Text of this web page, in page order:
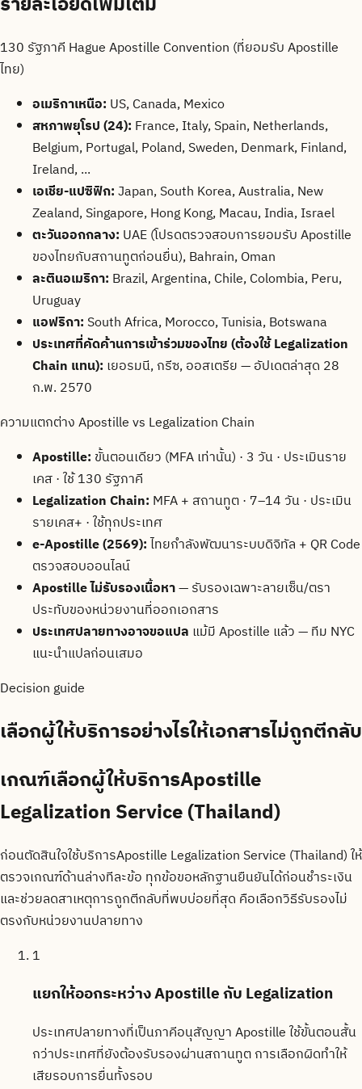
130 รัฐภาคี Hague Apostille Convention (ที่ยอมรับ Apostille
ไทย)
อเมริกาเหนือ: US, Canada, Mexico
สหภาพยุโรป (24): France, Italy, Spain, Netherlands,
Belgium, Portugal, Poland, Sweden, Denmark, Finland,
Ireland, ...
เอเชีย-แปซิฟิก:Japan, South Korea, Australia, New
Zealand, Singapore, Hong Kong, Macau, India, Israel
ตะวันออกกลาง: UAE (โปรดตรวจสอบการยอมรับ Apostille
ของไทยกับสถานทูตก่อนยื่น), Bahrain, Oman
ละตินอเมริกา: Brazil, Argentina, Chile, Colombia, Peru,
Uruguay
แอฟริกา: South Africa, Morocco, Tunisia, Botswana
ประเทศที่คัดค้านการเข้าร่วมของไทย (ต้องใช้ Legalization
Chain แทน): เยอรมนี, กรีซ, ออสเตรีย — อัปเดตล่าสุด 28
ก.พ. 2570
ความแตกต่าง Apostille vs Legalization Chain
Apostille: ขั้นตอนเดียว (MFA เท่านั้น) · 3 วัน · ประเมินราย
เคส · ใช้ 130 รัฐภาคี
Legalization Chain: MFA + สถานทูต · 7–14 วัน · ประเมิน
รายเคส+ · ใช้ทุกประเทศ
e-Apostille (2569):ไทยกำลังพัฒนาระบบดิจิทัล + QR Code
ตรวจสอบออนไลน์
Apostille ไม่รับรองเนื้อหา— รับรองเฉพาะลายเซ็น/ตรา
ประทับของหน่วยงานที่ออกเอกสาร
ประเทศปลายทางอาจขอแปล แม้มี Apostille แล้ว — ทีม NYC
แนะนำแปลก่อนเสมอ
Decision guide
เลือกผู้ให้บริการอย่างไรให้เอกสารไม่ถูกตีกลับ
เกณฑ์เลือกผู้ให้บริการApostille
Legalization Service (Thailand)
ก่อนตัดสินใจใช้บริการApostille Legalization Service (Thailand) ให้
ตรวจเกณฑ์ด้านล่างทีละข้อ ทุกข้อขอหลักฐานยืนยันได้ก่อนชำระเงิน
และช่วยลดสาเหตุการถูกตีกลับที่พบบ่อยที่สุด คือเลือกวิธีรับรองไม่
ตรงกับหน่วยงานปลายทาง
1
แยกให้ออกระหว่าง Apostille กับ Legalization
ประเทศปลายทางที่เป็นภาคีอนุสัญญา Apostille ใช้ขั้นตอนสั้น
กว่าประเทศที่ยังต้องรับรองผ่านสถานทูต การเลือกผิดทำให้
เสียรอบการยื่นทั้งรอบ